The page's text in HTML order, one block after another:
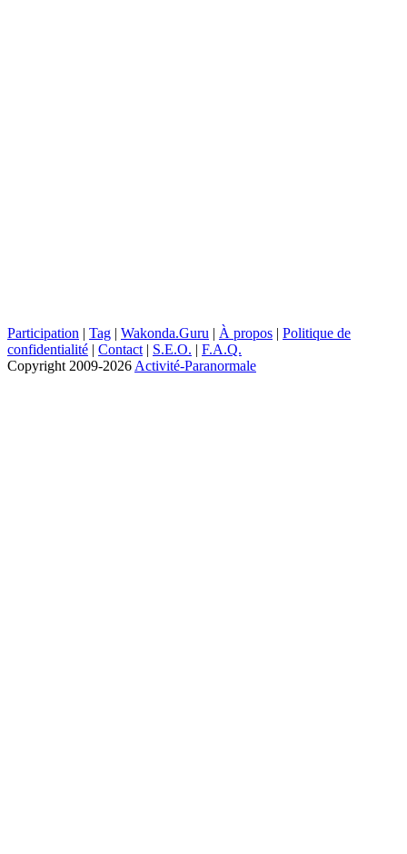
Participation | Tag | Wakonda.Guru | À propos | Politique de
confidentialité | Contact | S.E.O. | F.A.Q.
Copyright 2009-2026 Activité-Paranormale